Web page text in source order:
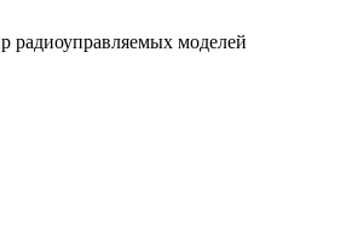
радиоуправляемых моделей